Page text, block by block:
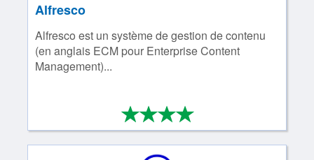
Alfresco
Alfresco est un système de gestion de contenu
(en anglais ECM pour Enterprise Content
Management)...
****
4/4